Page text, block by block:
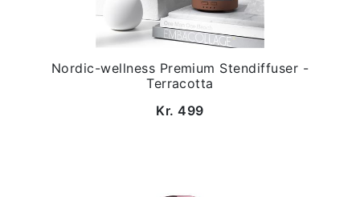
Nordic-wellness Premium Stendiffuser -
Terracotta
Kr. 499